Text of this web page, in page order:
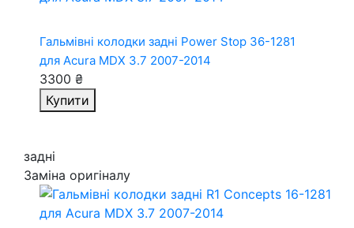
Гальмівні колодки задні Power Stop 36-1281
для Acura MDX 3.7 2007-2014
3300 ₴
Купити
задні
Заміна оригіналу